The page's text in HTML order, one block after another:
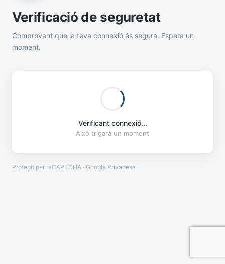
Verificació de seguretat
Comprovant que la teva connexió és segura. Espera un
moment.
Verificant connexió...
Això trigarà un moment
Protegit per reCAPTCHA · Google Privadesa